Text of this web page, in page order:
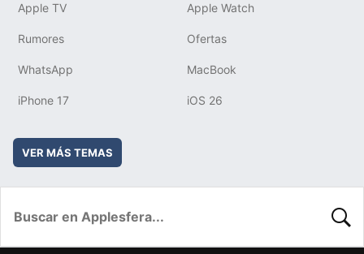
Apple TV Apple Watch
Rumores Ofertas
WhatsApp MacBook
iPhone 17 iOS 26
VER MÁS TEMAS